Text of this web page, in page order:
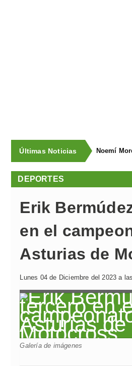
Últimas Noticias
DEPORTES
Erik
en el
Asturias de
Lunes 04 de Diciembre del 2023 a
Galería de imágenes